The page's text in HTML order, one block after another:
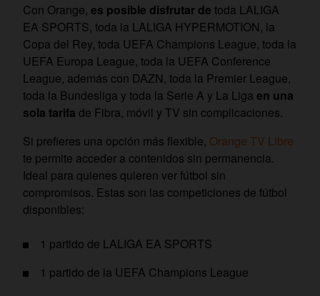
Con Orange, es posible disfrutar de toda LALIGA
EA SPORTS, toda la LALIGA HYPERMOTION, la
Copa del Rey, toda UEFA Champions League, toda la
UEFA Europa League, toda la UEFA Conference
League, además con DAZN, toda la Premier League,
toda la Bundesliga y toda la Serie A y La Liga en una
sola tarifa de Fibra, móvil y TV sin complicaciones.
Si prefieres una opción más flexible, Orange TV Libre
te permite acceder a contenidos sin permanencia.
Ideal para quienes quieren ver fútbol sin
compromisos. Estas son las competiciones de fútbol
disponibles:
1 partido de LALIGA EA SPORTS
1 partido de la UEFA Champions League